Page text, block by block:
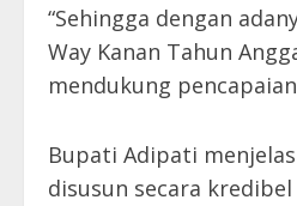
“Sehingga dengan
Way Kanan Tahun
mendukung
Bupati Adipati
disusun secara